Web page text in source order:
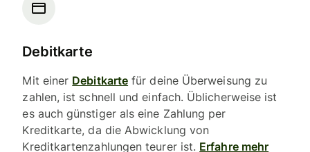
Debitkarte
Mit einer Debitkarte für deine Überweisung zu
zahlen, ist schnell und einfach. Üblicherweise ist
es auch günstiger als eine Zahlung per
Kreditkarte, da die Abwicklung von
Kreditkartenzahlungen teurer ist. Erfahre mehr